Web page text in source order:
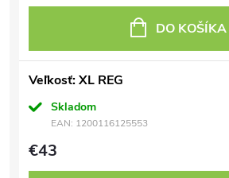
DO KOŠÍKA
Veľkosť: XL REG
Skladom
EAN: 1200116125553
€43